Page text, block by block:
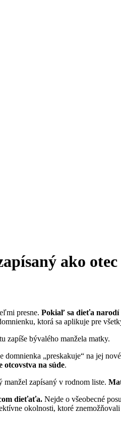
ako
presne. Pokiaľ sa dieťa narodí
ktorá sa aplikuje pre
zapíše bývalého manžela matky.
domnienka „preskakuje“ na jej
otcovstva na súde.
zapísaný v rodnom liste.
dieťaťa. Nejde o všeobecné
okolnosti, ktoré